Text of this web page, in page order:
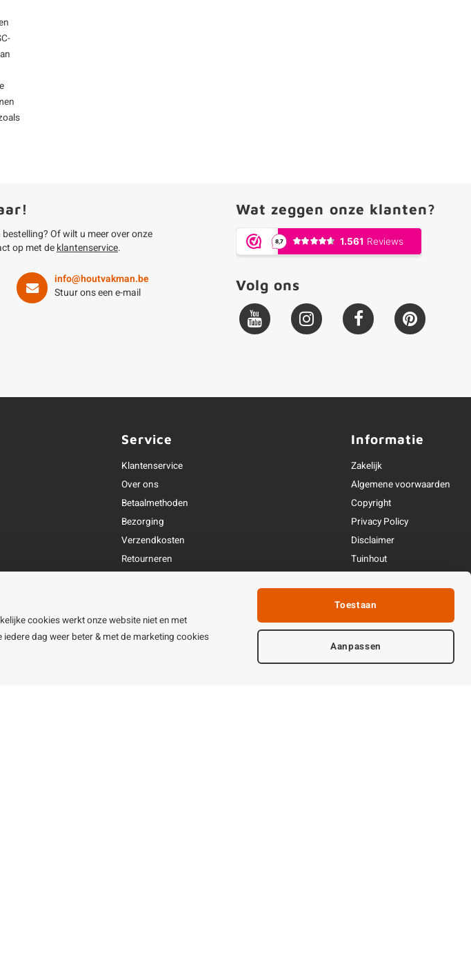
Of wilt u meer over onze
op met deklantenservice.
info@houtvakman.be
Stuur ons een e-mail
Wat zeggen onze klanten?
Volg ons
Service
Klantenservice
Over ons
Betaalmethoden
Bezorging
Verzendkosten
Retourneren
Openingstijden & contact
Informatie
Zakelijk
Algemene voorwaarden
Copyright
Privacy Policy
Disclaimer
Tuinhout
cookies werkt onze website niet en met
dag weer beter & met de marketing cookies
Toestaan
Aanpassen